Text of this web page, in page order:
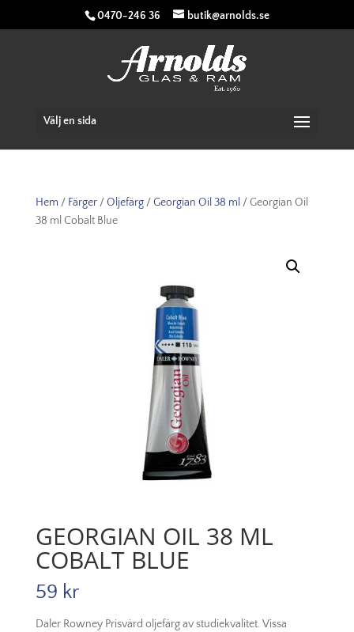
0470-246 36 butik@arnolds.se
Välj en sida
Hem / Färger/Oljefärg/Georgian Oil 38 ml / Georgian Oil
38 ml Cobalt Blue
GEORGIAN OIL 38 ML
COBALT BLUE
59 kr
Daler Rowney Prisvärd oljefärg av studiekvalitet. Vissa